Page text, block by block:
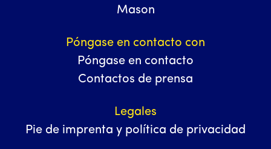
Mason
Póngase en contacto con
Póngase en contacto
Contactos de prensa
Legales
Pie de imprenta y política de privacidad